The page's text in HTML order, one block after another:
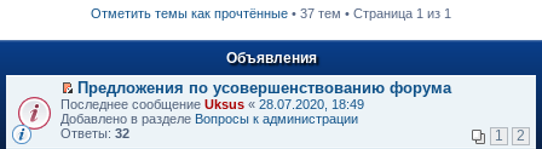
Отметить темы как прочтённые • 37 тем • Страница 1 из 1
Объявления
П
е
р
Предложения по усовершенствованию форума
Последнее сообщение Uksus « 28.07.2020, 18:49
Добавлено в разделе Вопросы к администрации
Ответы: 32 1 2